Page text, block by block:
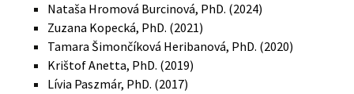
Nataša Hromová Burcinová, PhD. (2024)
Zuzana Kopecká, PhD. (2021)
Tamara Šimončíková Heribanová, PhD. (2020)
Krištof Anetta, PhD. (2019)
Lívia Paszmár, PhD. (2017)